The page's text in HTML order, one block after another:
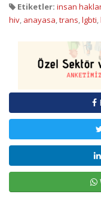
Etiketler: insan
hiv, anayasa,trans,lgbti,